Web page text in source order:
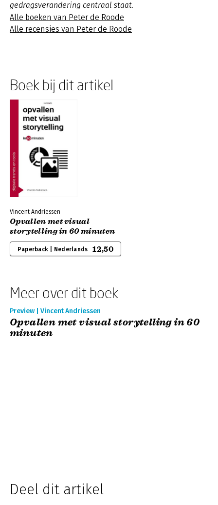
gedragsverandering centraal staat.
Alle boeken van Peter de Roode
Alle recensies van Peter de Roode
Boek bij dit artikel
Vincent Andriessen
Opvallen met visual
storytelling in 60 minuten
Paperback | Nederlands 12,50
Meer over dit boek
Preview | Vincent Andriessen
Opvallen met visual storytelling in 60
minuten
Deel dit artikel